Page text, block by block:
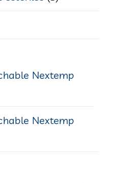
Nextemp
Nextemp